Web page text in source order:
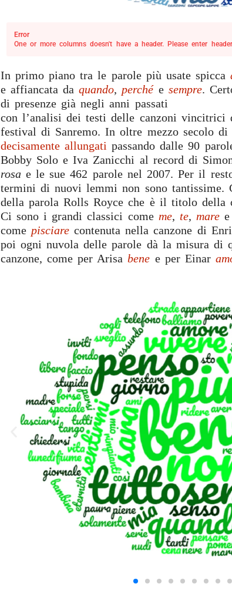
Error
One or more columns doesn't have a header. Please enter
In primo piano tra le parole più usate spicca
e affiancata daquando, perché e sempre.
di presenze già negli anni passati
con l’analisi dei testi delle canzoni
festival di Sanremo. In oltre mezzo secolo di
decisamente allungati passando dalle 90
Bobby Solo e Iva Zanicchi al record di
rosae le sue 462 parole nel 2007. Per il
termini di nuovi lemmi non sono tantissime.
della parola Rolls Royce che è il titolo della
Ci sono i grandi classici come me, te, mare
come pisciare contenuta nella canzone di
poi ogni nuvola delle parole dà la misura di
canzone, come per Arisabene e per Einar